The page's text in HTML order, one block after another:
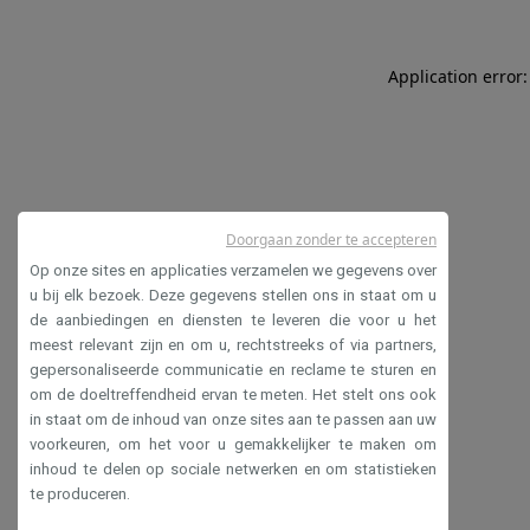
Application
Op onze sites en applicaties verzamelen we gegevens over
u bij elk bezoek. Deze gegevens stellen ons in staat om u
de aanbiedingen en diensten te leveren die voor u het
meest relevant zijn en om u, rechtstreeks of via partners,
gepersonaliseerde communicatie en reclame te sturen en
om de doeltreffendheid ervan te meten. Het stelt ons ook
in staat om de inhoud van onze sites aan te passen aan uw
voorkeuren, om het voor u gemakkelijker te maken om
inhoud te delen op sociale netwerken en om statistieken
te produceren.
Doorgaan zonder te accepteren